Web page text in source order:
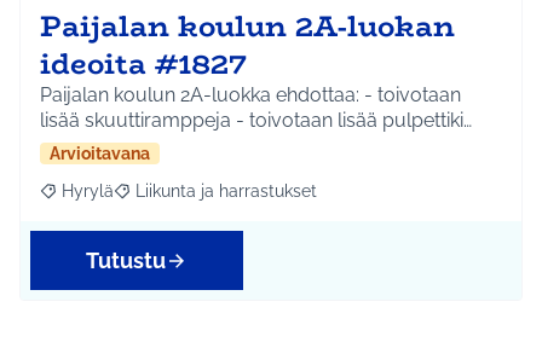
Paijalan koulun 2A-luokan
ideoita #1827
Paijalan koulun 2A-luokka ehdottaa: - toivotaan
lisää skuuttiramppeja - toivotaan lisää pulpettiki…
Arvioitavana
Rajaa tulokset aihepiirin mukaan: Hyrylä
Hyrylä Rajaa tulokset teeman mukaan: Liikunta ja
Liikunta ja harrastukset
Tutustu